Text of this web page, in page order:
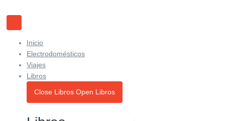
Inicio
Electrodomésticos
Viajes
Libros
Close Libros Open Libros